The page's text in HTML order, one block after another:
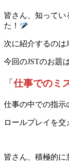
皆さん、知ってい
た！
次に紹介するのは
今回のJSTのお題
「仕事でのミ
仕事の中での指示
ロールプレイを交
皆さん、積極的